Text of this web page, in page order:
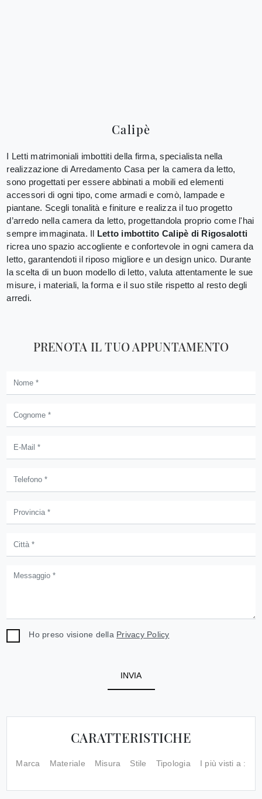
Calipè
I Letti matrimoniali imbottiti della firma, specialista nella
realizzazione di Arredamento Casa per la camera da letto,
sono progettati per essere abbinati a mobili ed elementi
accessori di ogni tipo, come armadi e comò, lampade e
piantane. Scegli tonalità e finiture e realizza il tuo progetto
d’arredo nella camera da letto, progettandola proprio come l'hai
sempre immaginata. Il Letto imbottito Calipè di Rigosalotti
ricrea uno spazio accogliente e confortevole in ogni camera da
letto, garantendoti il riposo migliore e un design unico. Durante
la scelta di un buon modello di letto, valuta attentamente le sue
misure, i materiali, la forma e il suo stile rispetto al resto degli
arredi.
PRENOTA IL TUO APPUNTAMENTO
Ho preso visione della Privacy Policy
INVIA
CARATTERISTICHE
Marca Materiale Misura Stile Tipologia I più visti a :